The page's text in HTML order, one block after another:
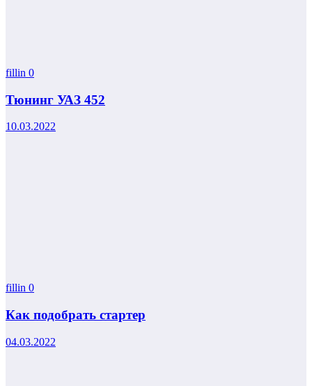
fillin 0
Тюнинг УАЗ 452
10.03.2022
fillin 0
Как подобрать стартер
04.03.2022